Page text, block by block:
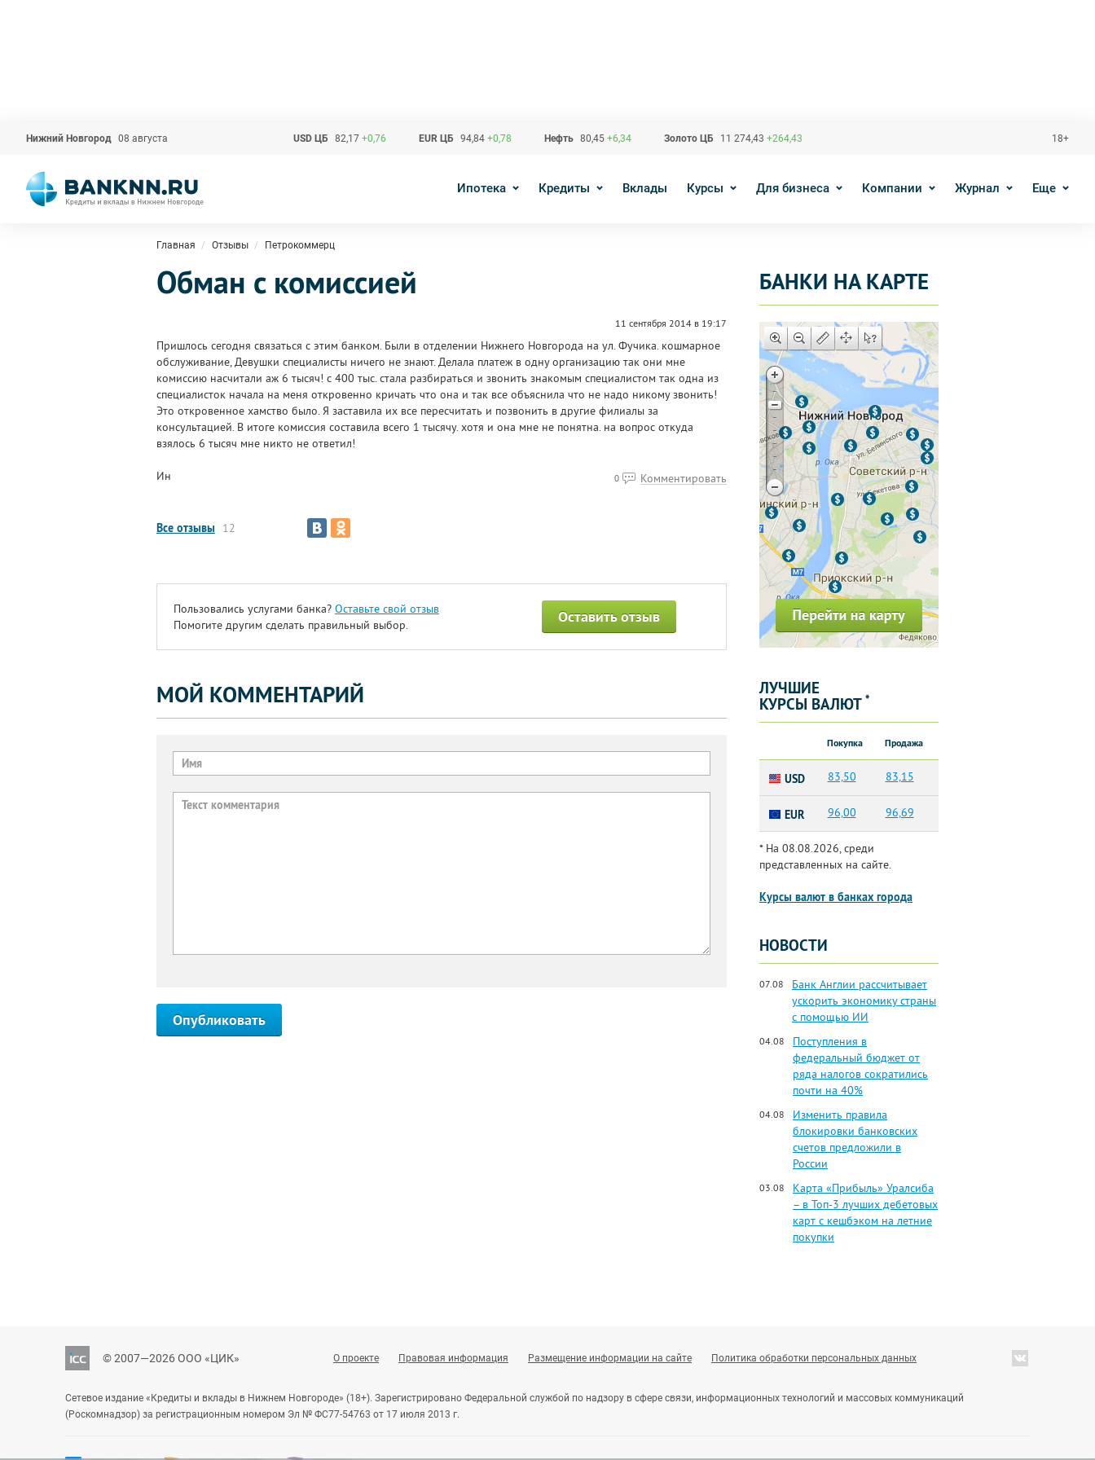
Нижний Новгород 08 августа USD ЦБ 82,17 +0,76 EUR ЦБ 94,84 +0,78 Нефть 80,45 +6,34 Золото ЦБ 11 274,43 +264,43 18+
Ипотека Кредиты Вклады Курсы Для бизнеса Компании Журнал Еще
Главная Отзывы Петрокоммерц
Обман с комиссией
11 сентября 2014 в 19:17
Пришлось сегодня связаться с этим банком. Были в отделении Нижнего Новгорода на ул. Фучика. кошмарное
обслуживание, Девушки специалисты ничего не знают. Делала платеж в одну организацию так они мне
комиссию насчитали аж 6 тысяч! с 400 тыс. стала разбираться и звонить знакомым специалистом так одна из
специалисток начала на меня откровенно кричать что она и так все объяснила что не надо никому звонить!
Это откровенное хамство было. Я заставила их все пересчитать и позвонить в другие филиалы за
консультацией. В итоге комиссия составила всего 1 тысячу. хотя и она мне не понятна. на вопрос откуда
взялось 6 тысяч мне никто не ответил!
Ин 0 Комментировать
Все отзывы 12
Пользовались услугами банка? Оставьте свой отзыв
Помогите другим сделать правильный выбор.
Оставить отзыв
МОЙ КОММЕНТАРИЙ
Опубликовать
БАНКИ НА КАРТЕ
ЛУЧШИЕ
КУРСЫ ВАЛЮТ *
Покупка Продажа
USD 83,50 83,15
EUR 96,00 96,69
* На 08.08.2026, среди
представленных на сайте.
Курсы валют в банках города
НОВОСТИ
07.08
Банк Англии рассчитывает
ускорить экономику страны
с помощью ИИ
04.08
Поступления в
федеральный бюджет от
ряда налогов сократились
почти на 40%
04.08
Изменить правила
блокировки банковских
счетов предложили в
России
03.08
Карта «Прибыль» Уралсиба
– в Топ-3 лучших дебетовых
карт с кешбэком на летние
покупки
© 2007—2026 ООО «ЦИК» О проекте Правовая информация Размещение информации на сайте Политика обработки персональных данных
Сетевое издание «Кредиты и вклады в Нижнем Новгороде» (18+). Зарегистрировано Федеральной службой по надзору в сфере связи, информационных технологий и массовых коммуникаций
(Роскомнадзор) за регистрационным номером Эл № ФС77-54763 от 17 июля 2013 г.